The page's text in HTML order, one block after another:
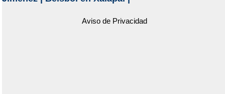
Aviso de Privacidad